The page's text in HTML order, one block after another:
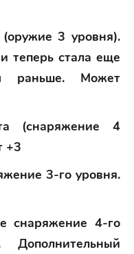
3 уровня).
теперь стала еще
раньше. Может
(снаряжение 4
+3
3-го уровня.
снаряжение 4-го